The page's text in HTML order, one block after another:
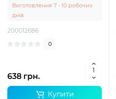
Виготовлення 7 - 10 робочих
днів
200012686
0
638 грн.
Купити